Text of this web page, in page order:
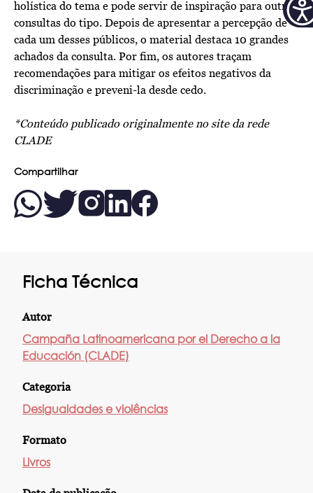
Ficha Técnica
Autor
Campaña Latinoamericana por el Derecho a la
Educación (CLADE)
Categoria
Desigualdades e violências
Formato
Livros
holística do tema e pode servir de inspiração para outras
consultas do tipo. Depois de apresentar a percepção de
cada um desses públicos, o material destaca 10 grandes
achados da consulta. Por fim, os autores traçam
recomendações para mitigar os efeitos negativos da
discriminação e preveni-la desde cedo.
*Conteúdo publicado originalmente no site da rede
CLADE
Compartilhar